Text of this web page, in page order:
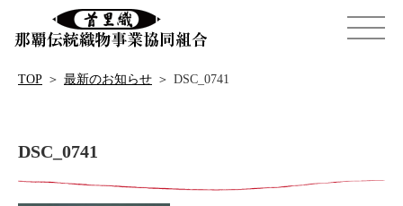
TOP ＞ 最新のお知らせ ＞ DSC_0741
DSC_0741